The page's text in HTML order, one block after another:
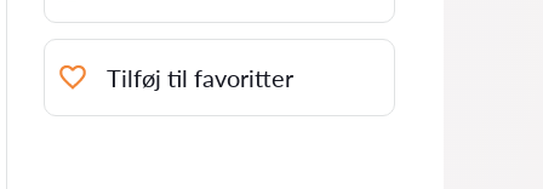
Tilføj til favoritter